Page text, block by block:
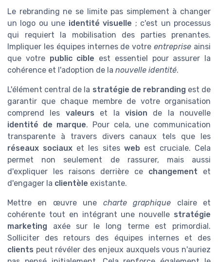
Le rebranding ne se limite pas simplement à changer
un logo ou une identité visuelle ; c'est un processus
qui requiert la mobilisation des parties prenantes.
Impliquer les équipes internes de votreentreprise ainsi
que votre public cible est essentiel pour assurer la
cohérence et l'adoption de la nouvelle identité.
L'élément central de la stratégie de rebranding est de
garantir que chaque membre de votre organisation
comprend les valeurs et la vision de la nouvelle
identité de marque. Pour cela, une communication
transparente à travers divers canaux tels que les
réseaux sociaux et les sites web est cruciale. Cela
permet non seulement de rassurer, mais aussi
d'expliquer les raisons derrière ce changement et
d'engager la clientèle existante.
Mettre en œuvre une charte graphique claire et
cohérente tout en intégrant une nouvelle stratégie
marketing axée sur le long terme est primordial.
Solliciter des retours des équipes internes et des
clients peut révéler des enjeux auxquels vous n'auriez